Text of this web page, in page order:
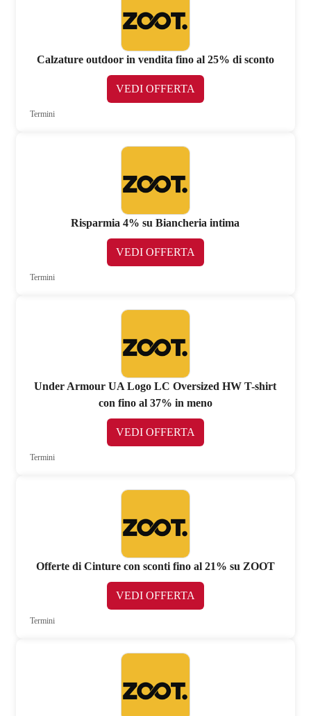
Calzature outdoor in vendita fino al 25% di sconto
VEDI OFFERTA
Termini
Risparmia 4% su Biancheria intima
VEDI OFFERTA
Termini
Under Armour UA Logo LC Oversized HW T-shirt
con fino al 37% in meno
VEDI OFFERTA
Termini
Offerte di Cinture con sconti fino al 21% su ZOOT
VEDI OFFERTA
Termini